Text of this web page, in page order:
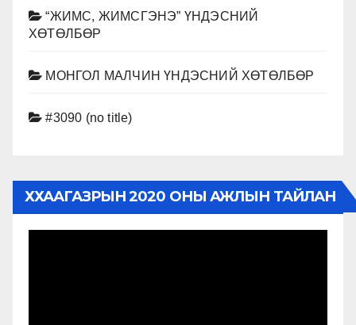
“ЖИМС, ЖИМСГЭНЭ” ҮНДЭСНИЙ
ХӨТӨЛБӨР
МОНГОЛ МАЛЧИН ҮНДЭСНИЙ ХӨТӨЛБӨР
#3090 (no title)
ХХААГАЗРЫН 2020 ОНЫ АЖЛЫН ТАЙЛАН